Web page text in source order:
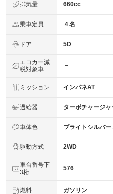
排気量 660cc
乗車定員 ４名
ドア 5D
エコカー減
税対象車
－
ミッション インパネAT
過給器 ターボチャージャ
車体色 ブライトシルバー
駆動方式 2WD
車台番号下
3桁
576
燃料 ガソリン